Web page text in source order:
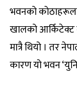
भवनको
खालको आर्किटेक्ट
मात्रै थियो । तर
कारण यो भवन